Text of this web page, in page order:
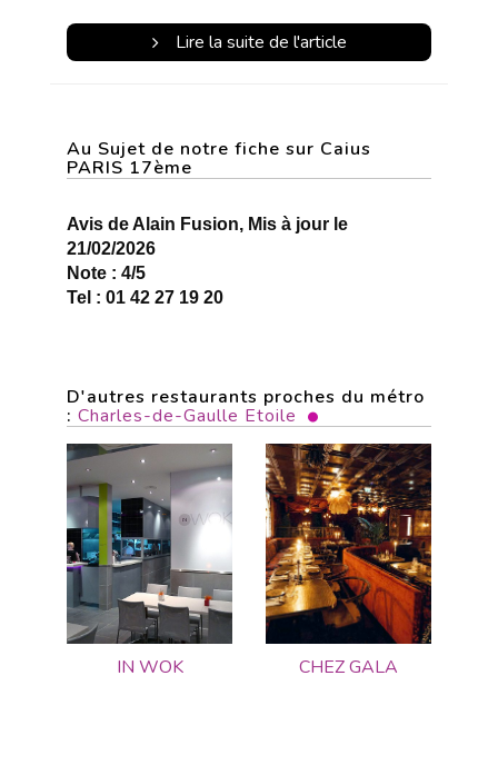
Lire la suite de l'article
Au Sujet de notre fiche sur Caius
PARIS 17ème
Avis de Alain Fusion, Mis à jour le
21/02/2026
Note : 4/5
Tel : 01 42 27 19 20
D'autres restaurants proches du métro
: Charles-de-Gaulle Etoile
IN WOK CHEZ GALA